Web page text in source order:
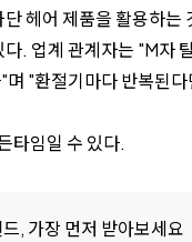
헤어 제품을 활용하는
. 업계 관계자는 "M자
"환절기마다 반복된
타임일 수 있다.
, 가장 먼저 받아보세요